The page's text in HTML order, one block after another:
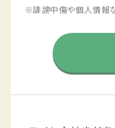
※誹謗中傷や個人情報